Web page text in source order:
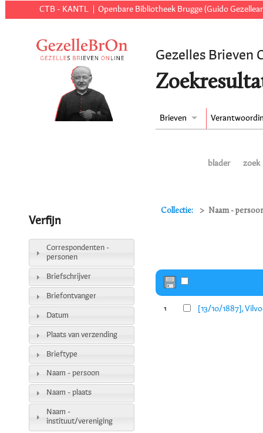
CTB - KANTL Openbare Bibliotheek Brugge (Guido
Gezelles Brieven
Brieven
blader zoek
Collectie: Naam -
1 [13/10/1887],
Verfijn
Correspondenten -
personen
Briefschrijver
Briefontvanger
Datum
Plaats van verzending
Brieftype
Naam - persoon
Naam - plaats
Naam -
instituut/vereniging